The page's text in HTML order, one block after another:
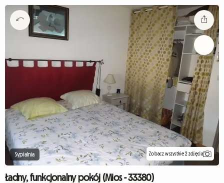
Sypialnia Zobacz wszystkie 2 zdjęcia
Ładny, funkcjonalny pokój (Mios - 33380)